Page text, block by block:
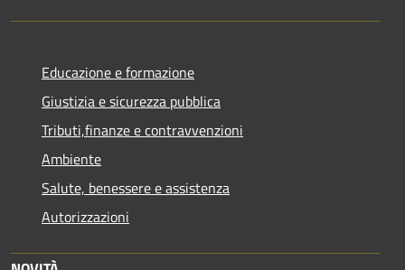
Educazione e formazione
Giustizia e sicurezza pubblica
Tributi,finanze e contravvenzioni
Ambiente
Salute, benessere e assistenza
Autorizzazioni